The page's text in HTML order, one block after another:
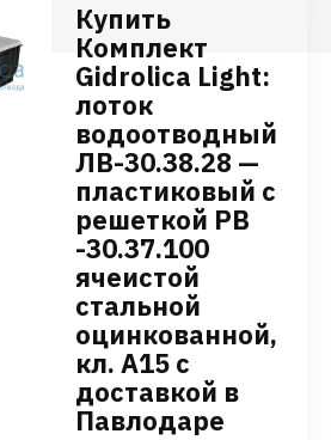
Купить
Комплект
Gidrolica Light:
лоток
водоотводный
ЛВ-30.38.28 —
пластиковый c
решеткой РВ
-30.37.100
ячеистой
стальной
оцинкованной,
кл. А15 с
доставкой в
Павлодаре